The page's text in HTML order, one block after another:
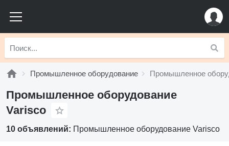
Промышленное оборудование Промышленное
Промышленное оборудование
Varisco
10 объявлений: Промышленное оборудование Varisco